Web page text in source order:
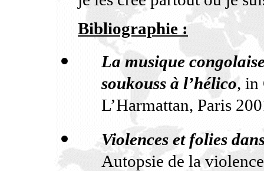
Bibliographie :
La musique
soukouss à l’hélico, in
L’Harmattan, Paris
Violences et folies
Autopsie de la